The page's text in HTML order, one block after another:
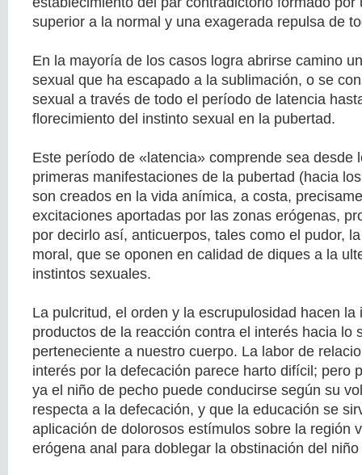
superior a la normal y una exagerada repulsa de
En la mayoría de los casos logra abrirse camino
sexual que ha escapado a la sublimación, o se
sexual a través de todo el período de latencia
florecimiento del instinto sexual en la pubertad.
Este período de «latencia» comprende sea desde
primeras manifestaciones de la pubertad (hacia
son creados en la vida anímica, a costa,
excitaciones aportadas por las zonas erógenas,
por decirlo así, anticuerpos, tales como el pudor,
moral, que se oponen en calidad de diques a la
instintos sexuales.
La pulcritud, el orden y la escrupulosidad hacen la
productos de la reacción contra el interés hacia lo
perteneciente a nuestro cuerpo. La labor de
interés por la defecación parece harto difícil; pero
ya el niño de pecho puede conducirse según su
respecta a la defecación, y que la educación se
aplicación de dolorosos estímulos sobre la región
erógena anal para doblegar la obstinación del